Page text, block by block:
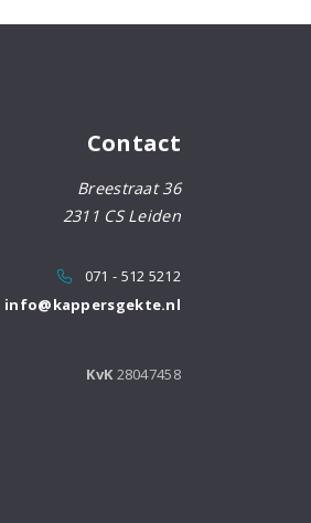
Contact
Breestraat 36
2311 CS Leiden
071 - 512 5212
info@kappersgekte.nl
KvK 28047458